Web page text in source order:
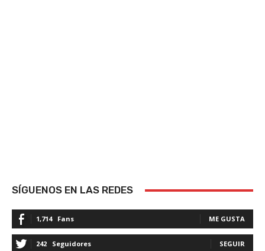
SÍGUENOS EN LAS REDES
1,714 Fans ME GUSTA
242 Seguidores SEGUIR